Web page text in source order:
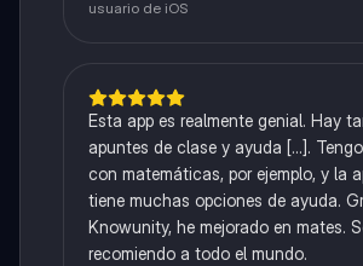
usuario de iOS
Esta app es realmente genial. Hay
apuntes de clase y ayuda [...].
con matemáticas, por ejemplo, y la
tiene muchas opciones de ayuda.
Knowunity, he mejorado en mates.
recomiendo a todo el mundo.